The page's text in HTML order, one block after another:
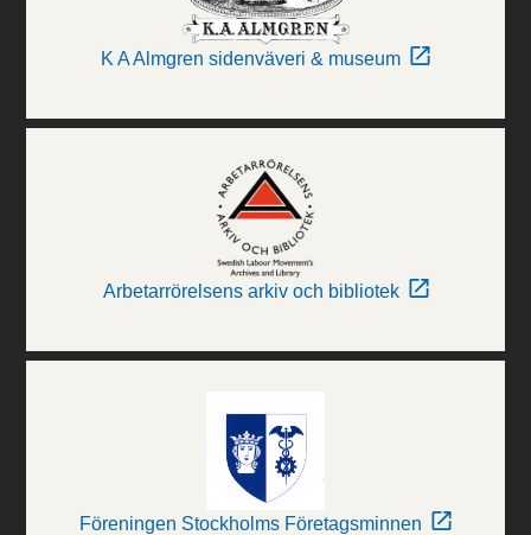
K A Almgren sidenväveri & museum
Arbetarrörelsens arkiv och bibliotek
Föreningen Stockholms Företagsminnen